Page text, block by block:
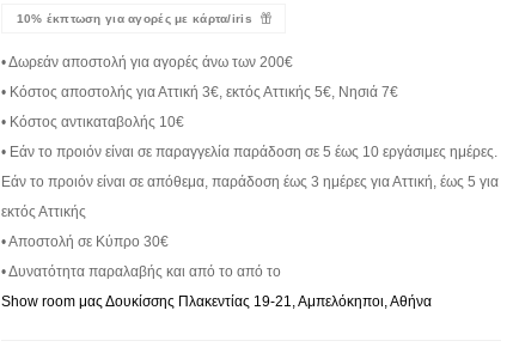
10% έκπτωση για αγορές με κάρτα/iris
• Δωρεάν αποστολή για αγορές άνω των 200€
• Κόστος αποστολής για Αττική 3€, εκτός Αττικής 5€, Νησιά 7€
• Κόστος αντικαταβολής 10€
• Εάν το προιόν είναι σε παραγγελία παράδοση σε 5 έως 10 εργάσιμες ημέρες.
Εάν το προιόν είναι σε απόθεμα, παράδοση έως 3 ημέρες για Αττική, έως 5 για
εκτός Αττικής
• Αποστολή σε Κύπρο 30€
• Δυνατότητα παραλαβής και από το από το
Show room μας Δουκίσσης Πλακεντίας 19-21, Αμπελόκηποι, Αθήνα